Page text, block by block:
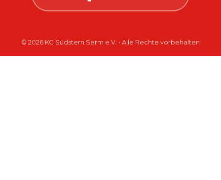
© 2026 KG Südstern Serm e.V. • Alle Rechte vorbehalten